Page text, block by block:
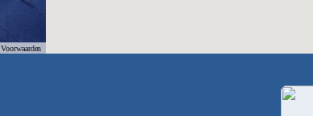
Voorwaarden